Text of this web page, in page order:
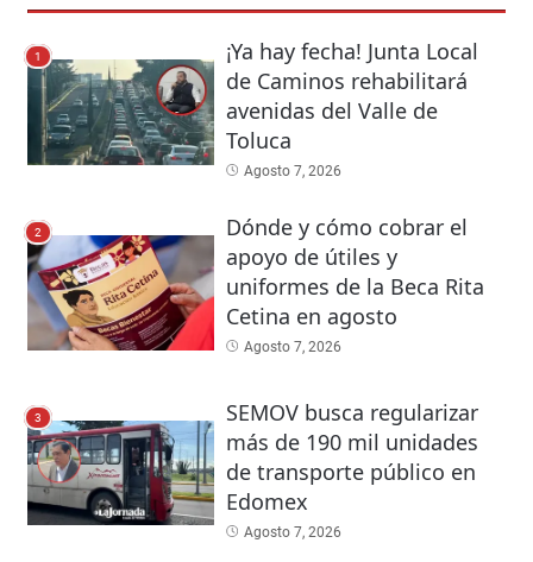
1
¡Ya hay fecha! Junta Local
de Caminos rehabilitará
avenidas del Valle de
Toluca
Agosto 7, 2026
2
Dónde y cómo cobrar el
apoyo de útiles y
uniformes de la Beca Rita
Cetina en agosto
Agosto 7, 2026
3
SEMOV busca regularizar
más de 190 mil unidades
de transporte público en
Edomex
Agosto 7, 2026